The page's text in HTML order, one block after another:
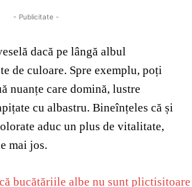
- Publicitate -
dacă pe lângă albul
de culoare. Spre exemplu, poți
nuanțe care domină, lustre
cu albastru. Bineînțeles că și
aduc un plus de vitalitate,
mai jos.